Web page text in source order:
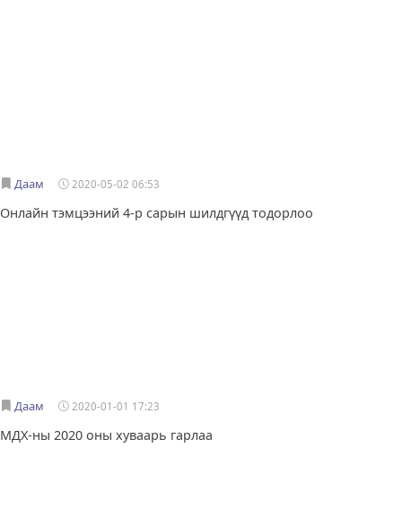
Даам 2020-05-02 06:53
Онлайн тэмцээний 4-р сарын шилдгүүд тодорлоо
Даам 2020-01-01 17:23
МДХ-ны 2020 оны хуваарь гарлаа